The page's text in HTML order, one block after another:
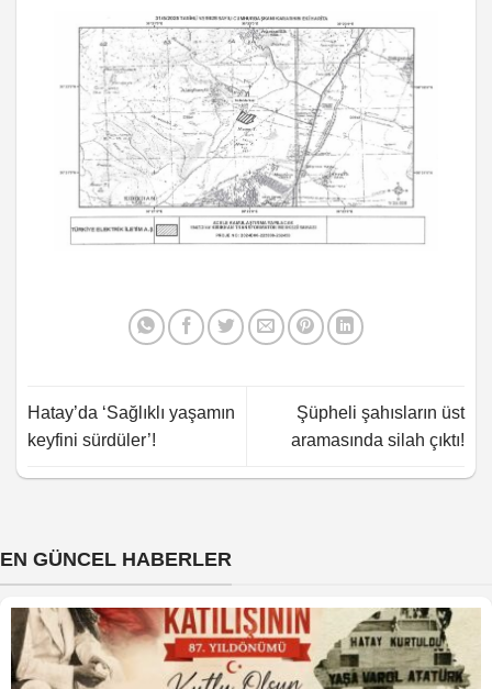
Hatay’da ‘Sağlıklı yaşamın
keyfini sürdüler’!
Şüpheli şahısların üst
aramasında silah çıktı!
EN GÜNCEL HABERLER